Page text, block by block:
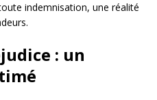
indemnisation, une réalité
: un